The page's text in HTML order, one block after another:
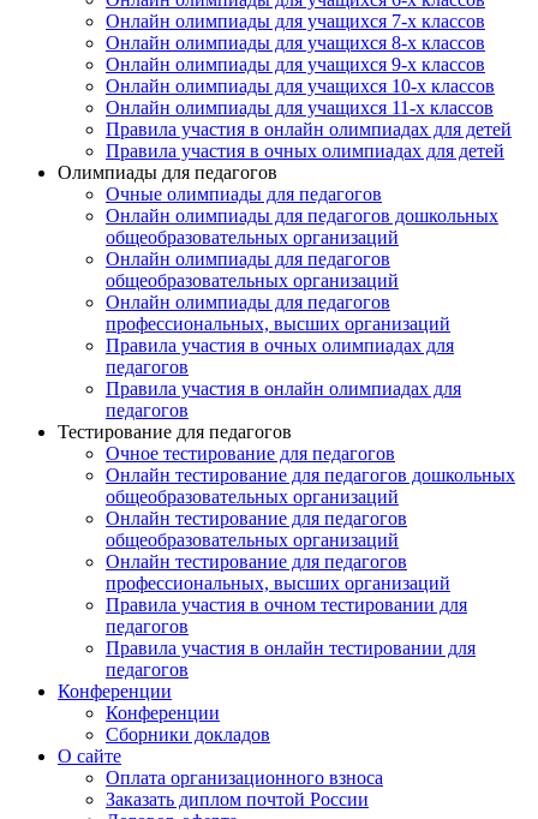
Онлайн олимпиады для учащихся 7-х классов
Онлайн олимпиады для учащихся 8-х классов
Онлайн олимпиады для учащихся 9-х классов
Онлайн олимпиады для учащихся 10-х классов
Онлайн олимпиады для учащихся 11-х классов
Правила участия в онлайн олимпиадах для детей
Правила участия в очных олимпиадах для детей
Олимпиады для педагогов
Очные олимпиады для педагогов
Онлайн олимпиады для педагогов дошкольных
общеобразовательных организаций
Онлайн олимпиады для педагогов
общеобразовательных организаций
Онлайн олимпиады для педагогов
профессиональных, высших организаций
Правила участия в очных олимпиадах для
педагогов
Правила участия в онлайн олимпиадах для
педагогов
Тестирование для педагогов
Очное тестирование для педагогов
Онлайн тестирование для педагогов дошкольных
общеобразовательных организаций
Онлайн тестирование для педагогов
общеобразовательных организаций
Онлайн тестирование для педагогов
профессиональных, высших организаций
Правила участия в очном тестировании для
педагогов
Правила участия в онлайн тестировании для
педагогов
Конференции
Конференции
Сборники докладов
О сайте
Оплата организационного взноса
Заказать диплом почтой России